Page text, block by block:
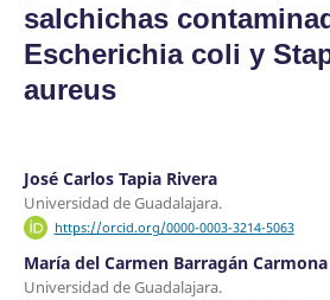
salchichas
Escherichia coli y
aureus
José Carlos Tapia Rivera
Universidad de Guadalajara.
https://orcid.org/0000-0003-3214-5063
María del Carmen Barragán Carmona
Universidad de Guadalajara.